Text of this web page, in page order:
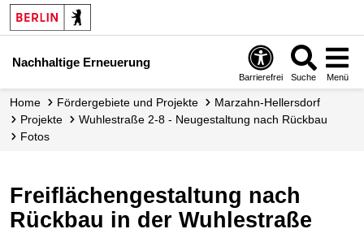
Nachhaltige Erneuerung
Barrierefrei Suche Menü
Home Fördergebiete und Projekte
Marzahn-Hellersdorf
Projekte
Wuhlestraße 2-8 - Neugestaltung nach Rückbau
Fotos
Freiflächengestaltung nach
Rückbau in der Wuhlestraße